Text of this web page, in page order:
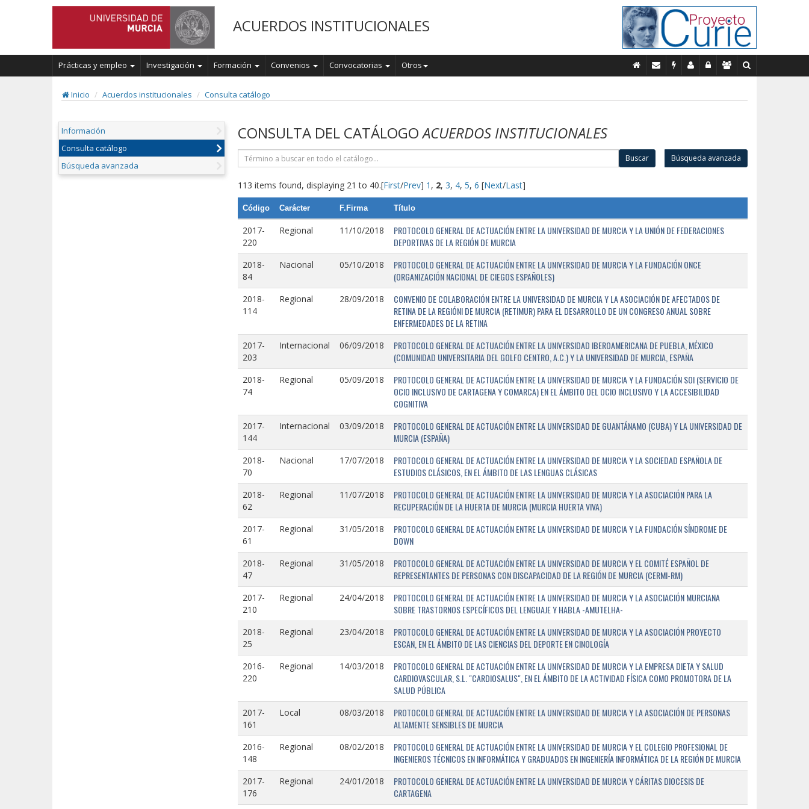
ACUERDOS INSTITUCIONALES
Prácticas y empleo Investigación Formación Convenios Convocatorias Otros
Inicio Acuerdos institucionales Consulta catálogo
Información
Consulta catálogo
Búsqueda avanzada
CONSULTA DEL CATÁLOGOACUERDOS INSTITUCIONALES
Buscar Búsqueda avanzada
113 items found, displaying 21 to 40.[First/Prev] 1 , 2, 3, 4, 5, 6 [Next/Last]
Código Carácter F.Firma Título
2017-
220
Regional 11/10/2018
PROTOCOLO GENERAL DE ACTUACIÓN ENTRE LA UNIVERSIDAD DE MURCIA Y LA UNIÓN DE FEDERACIONES
DEPORTIVAS DE LA REGIÓN DE MURCIA
2018-
84
Nacional 05/10/2018
PROTOCOLO GENERAL DE ACTUACIÓN ENTRE LA UNIVERSIDAD DE MURCIA Y LA FUNDACIÓN ONCE
(ORGANIZACIÓN NACIONAL DE CIEGOS ESPAÑOLES)
2018-
114
Regional 28/09/2018
CONVENIO DE COLABORACIÓN ENTRE LA UNIVERSIDAD DE MURCIA Y LA ASOCIACIÓN DE AFECTADOS DE
RETINA DE LA REGIÓNI DE MURCIA (RETIMUR) PARA EL DESARROLLO DE UN CONGRESO ANUAL SOBRE
ENFERMEDADES DE LA RETINA
2017-
203
Internacional 06/09/2018
PROTOCOLO GENERAL DE ACTUACIÓN ENTRE LA UNIVERSIDAD IBEROAMERICANA DE PUEBLA, MÉXICO
(COMUNIDAD UNIVERSITARIA DEL GOLFO CENTRO, A.C.) Y LA UNIVERSIDAD DE MURCIA, ESPAÑA
2018-
74
Regional 05/09/2018
PROTOCOLO GENERAL DE ACTUACIÓN ENTRE LA UNIVERSIDAD DE MURCIA Y LA FUNDACIÓN SOI (SERVICIO DE
OCIO INCLUSIVO DE CARTAGENA Y COMARCA) EN EL ÁMBITO DEL OCIO INCLUSIVO Y LA ACCESIBILIDAD
COGNITIVA
2017-
144
Internacional 03/09/2018
PROTOCOLO GENERAL DE ACTUACIÓN ENTRE LA UNIVERSIDAD DE GUANTÁNAMO (CUBA) Y LA UNIVERSIDAD DE
MURCIA (ESPAÑA)
2018-
70
Nacional 17/07/2018
PROTOCOLO GENERAL DE ACTUACIÓN ENTRE LA UNIVERSIDAD DE MURCIA Y LA SOCIEDAD ESPAÑOLA DE
ESTUDIOS CLÁSICOS, EN EL ÁMBITO DE LAS LENGUAS CLÁSICAS
2018-
62
Regional 11/07/2018
PROTOCOLO GENERAL DE ACTUACIÓN ENTRE LA UNIVERSIDAD DE MURCIA Y LA ASOCIACIÓN PARA LA
RECUPERACIÓN DE LA HUERTA DE MURCIA (MURCIA HUERTA VIVA)
2017-
61
Regional 31/05/2018
PROTOCOLO GENERAL DE ACTUACIÓN ENTRE LA UNIVERSIDAD DE MURCIA Y LA FUNDACIÓN SÍNDROME DE
DOWN
2018-
47
Regional 31/05/2018
PROTOCOLO GENERAL DE ACTUACIÓN ENTRE LA UNIVERSIDAD DE MURCIA Y EL COMITÉ ESPAÑOL DE
REPRESENTANTES DE PERSONAS CON DISCAPACIDAD DE LA REGIÓN DE MURCIA (CERMI-RM)
2017-
210
Regional 24/04/2018
PROTOCOLO GENERAL DE ACTUACIÓN ENTRE LA UNIVERSIDAD DE MURCIA Y LA ASOCIACIÓN MURCIANA
SOBRE TRASTORNOS ESPECÍFICOS DEL LENGUAJE Y HABLA -AMUTELHA-
2018-
25
Regional 23/04/2018
PROTOCOLO GENERAL DE ACTUACIÓN ENTRE LA UNIVERSIDAD DE MURCIA Y LA ASOCIACIÓN PROYECTO
ESCAN, EN EL ÁMBITO DE LAS CIENCIAS DEL DEPORTE EN CINOLOGÍA
2016-
220
Regional 14/03/2018
PROTOCOLO GENERAL DE ACTUACIÓN ENTRE LA UNIVERSIDAD DE MURCIA Y LA EMPRESA DIETA Y SALUD
CARDIOVASCULAR, S.L. "CARDIOSALUS", EN EL ÁMBITO DE LA ACTIVIDAD FÍSICA COMO PROMOTORA DE LA
SALUD PÚBLICA
2017-
161
Local 08/03/2018
PROTOCOLO GENERAL DE ACTUACIÓN ENTRE LA UNIVERSIDAD DE MURCIA Y LA ASOCIACIÓN DE PERSONAS
ALTAMENTE SENSIBLES DE MURCIA
2016-
148
Regional 08/02/2018
PROTOCOLO GENERAL DE ACTUACIÓN ENTRE LA UNIVERSIDAD DE MURCIA Y EL COLEGIO PROFESIONAL DE
INGENIEROS TÉCNICOS EN INFORMÁTICA Y GRADUADOS EN INGENIERÍA INFORMÁTICA DE LA REGIÓN DE MURCIA
2017-
176
Regional 24/01/2018
PROTOCOLO GENERAL DE ACTUACIÓN ENTRE LA UNIVERSIDAD DE MURCIA Y CÁRITAS DIOCESIS DE
CARTAGENA